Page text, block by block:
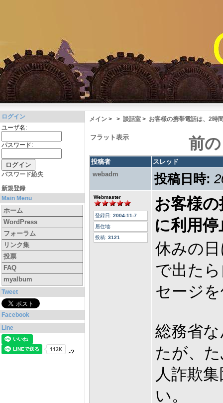
ログイン
ユーザ名:
パスワード:
パスワード紛失
新規登録
Main Menu
ホーム
WordPress
フォーラム
リンク集
投票
FAQ
myalbum
Tweet
Facebook
Line
:-?
メイン > > 談話室 > お客様の携帯電話は、2時
フラット表示 前
投稿者
スレッド
webadm
投稿日時:
Webmaster
登録日: 2004-11-7
居住地:
投稿: 3121
お客様
に利用
休みの
で出た
セージ
総務省
たが、
人詐欺
い。